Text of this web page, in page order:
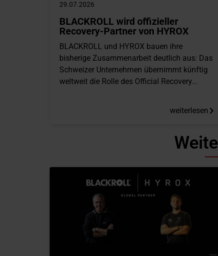
29.07.2026
BLACKROLL wird offizieller
Recovery-Partner von HYROX
BLACKROLL und HYROX bauen ihre
bisherige Zusammenarbeit deutlich aus: Das
Schweizer Unternehmen übernimmt künftig
weltweit die Rolle des Official Recovery...
weiterlesen